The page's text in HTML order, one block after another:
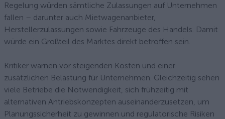
Regelung würden sämtliche Zulassungen auf Unternehmen
fallen – darunter auch Mietwagenanbieter,
Herstellerzulassungen sowie Fahrzeuge des Handels. Damit
würde ein Großteil des Marktes direkt betroffen sein.
Kritiker warnen vor steigenden Kosten und einer
zusätzlichen Belastung für Unternehmen. Gleichzeitig sehen
viele Betriebe die Notwendigkeit, sich frühzeitig mit
alternativen Antriebskonzepten auseinanderzusetzen, um
Planungssicherheit zu gewinnen und regulatorische Risiken